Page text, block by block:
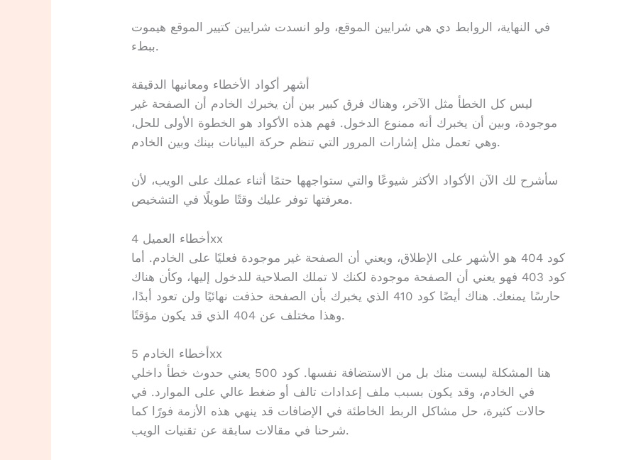
في النهاية، الروابط دي هي شرايين الموقع، ولو انسدت شرايين كتيير الموقع هيموت
ببطء.
أشهر أكواد الأخطاء ومعانيها الدقيقة
ليس كل الخطأ مثل الآخر، وهناك فرق كبير بين أن يخبرك الخادم أن الصفحة غير
موجودة، وبين أن يخبرك أنه ممنوع الدخول. فهم هذه الأكواد هو الخطوة الأولى للحل،
وهي تعمل مثل إشارات المرور التي تنظم حركة البيانات بينك وبين الخادم.
سأشرح لك الآن الأكواد الأكثر شيوعًا والتي ستواجهها حتمًا أثناء عملك على الويب، لأن
معرفتها توفر عليك وقتًا طويلًا في التشخيص.
أخطاء العميل 4xx
كود 404 هو الأشهر على الإطلاق، ويعني أن الصفحة غير موجودة فعليًا على الخادم. أما
كود 403 فهو يعني أن الصفحة موجودة لكنك لا تملك الصلاحية للدخول إليها، وكأن هناك
حارسًا يمنعك. هناك أيضًا كود 410 الذي يخبرك بأن الصفحة حذفت نهائيًا ولن تعود أبدًا،
وهذا مختلف عن 404 الذي قد يكون مؤقتًا.
أخطاء الخادم 5xx
هنا المشكلة ليست منك بل من الاستضافة نفسها. كود 500 يعني حدوث خطأ داخلي
في الخادم، وقد يكون بسبب ملف إعدادات تالف أو ضغط عالي على الموارد. في
حالات كثيرة، حل مشاكل الربط الخاطئة في الإضافات قد ينهي هذه الأزمة فورًا كما
شرحنا في مقالات سابقة عن تقنيات الويب.